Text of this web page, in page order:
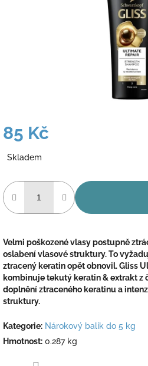
85 Kč
cena:
Skladem
Velmi poškozené vlasy postupně
oslabení vlasové struktury. To
ztracený keratin opět obnovil. Gliss
kombinuje tekutý keratin & extrakt z
doplnění ztraceného keratinu a
struktury.
Kategorie: Nárokový balík do 5 kg
Hmotnost: 0.287 kg